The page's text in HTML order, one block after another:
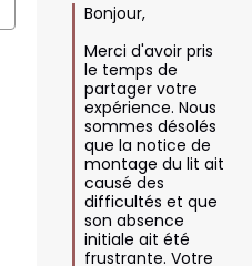
Bonjour,
Merci d'avoir pris
le temps de
partager votre
expérience. Nous
sommes désolés
que la notice de
montage du lit ait
causé des
difficultés et que
son absence
initiale ait été
frustrante. Votre